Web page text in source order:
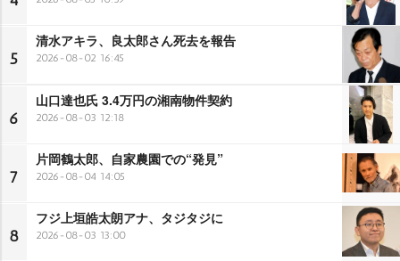
5
清水アキラ、良太郎さん死去を報告
2026-08-02 16:45
6
山口達也氏 3.4万円の湘南物件契約
2026-08-03 12:18
7
片岡鶴太郎、自家農園での“発見”
2026-08-04 14:05
8
フジ上垣皓太朗アナ、タジタジに
2026-08-03 13:00